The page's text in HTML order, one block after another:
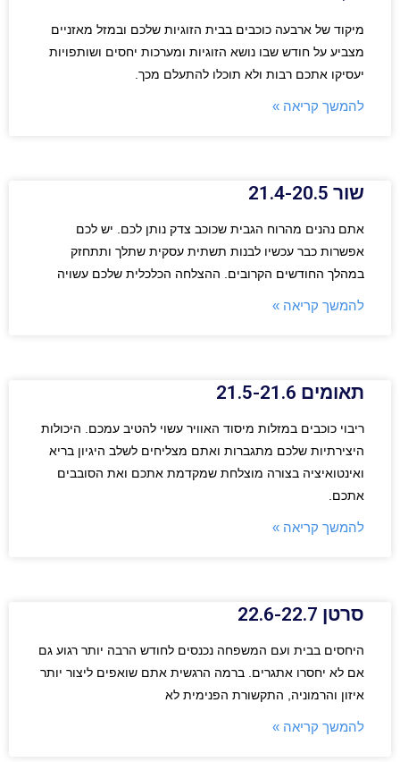
מיקוד של ארבעה כוכבים בבית הזוגיות שלכם ובמזל מאזניים
מצביע על חודש שבו נושא הזוגיות ומערכות יחסים ושותפויות
יעסיקו אתכם רבות ולא תוכלו להתעלם מכך.
להמשך קריאה »
שור 21.4-20.5
אתם נהנים מהרוח הגבית שכוכב צדק נותן לכם. יש לכם
אפשרות כבר עכשיו לבנות תשתית עסקית שתלך ותתחזק
במהלך החודשים הקרובים. ההצלחה הכלכלית שלכם עשויה
להמשך קריאה »
תאומים 21.5-21.6
ריבוי כוכבים במזלות מיסוד האוויר עשוי להטיב עמכם. היכולות
היצירתיות שלכם מתגברות ואתם מצליחים לשלב היגיון בריא
ואינטואיציה בצורה מוצלחת שמקדמת אתכם ואת הסובבים
אתכם.
להמשך קריאה »
סרטן 22.6-22.7
היחסים בבית ועם המשפחה נכנסים לחודש הרבה יותר רגוע גם
אם לא יחסרו אתגרים. ברמה הרגשית אתם שואפים ליצור יותר
איזון והרמוניה, התקשורת הפנימית לא
להמשך קריאה »